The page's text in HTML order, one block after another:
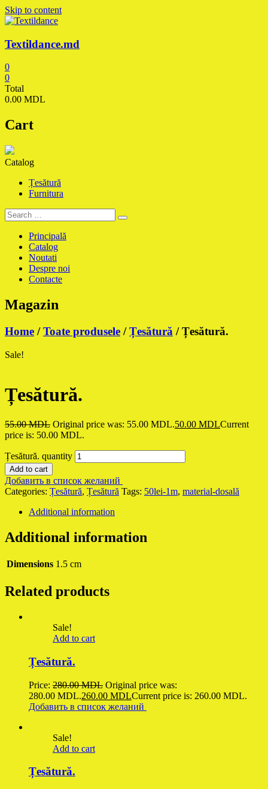
Skip to content
Textildance.md
0
0
Total
0.00 MDL
Cart
Catalog
Țesătură
Furnitura
Principală
Catalog
Noutati
Despre noi
Contacte
Magazin
Home /Toate produsele /Țesătură / Țesătură.
Sale!
Țesătură.
55.00MDL Original price was: 55.00 MDL.50.00 MDLCurrent
price is: 50.00 MDL.
Țesătură. quantity
Add to cart
Добавить в список желаний
Categories: Țesătură, Țesătură Tags: 50lei-1m, material-dosală
Additional information
Additional information
Dimensions 1.5 cm
Related products
Sale!
Add to cart
Țesătură.
Price: 280.00MDL Original price was:
280.00 MDL.260.00 MDLCurrent price is: 260.00 MDL.
Добавить в список желаний
Sale!
Add to cart
Țesătură.